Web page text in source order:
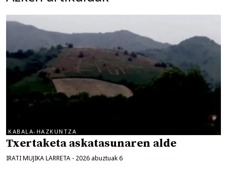
KABALA-HAZKUNTZA
Txertaketa askatasunaren alde
IRATI MUJIKA LARRETA - 2026 abuztuak 6